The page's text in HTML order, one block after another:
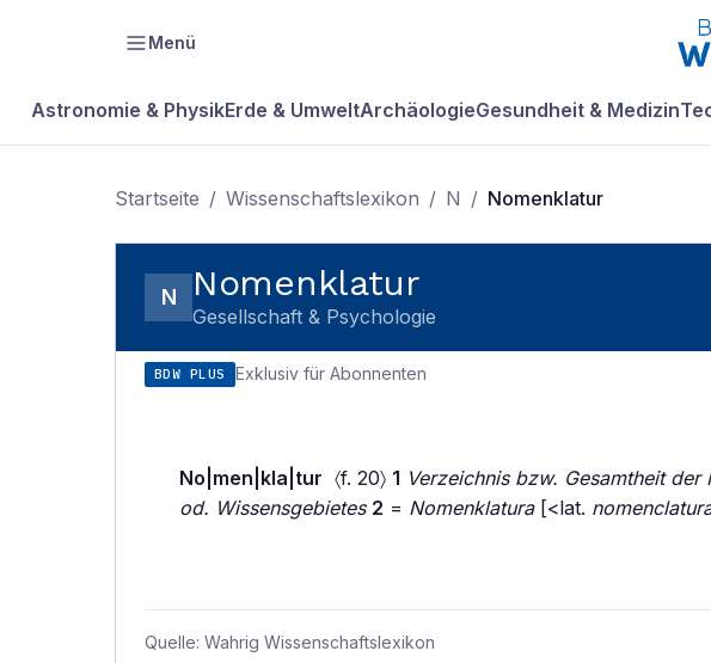
Menü
Astronomie & PhysikErde & UmweltArchäologieGesundheit & Medizin
Startseite / Wissenschaftslexikon / N / Nomenklatur
N Nomenklatur
Gesellschaft & Psychologie
BDW PLUS Exklusiv für Abonnenten
No|men|kla|tur 〈f. 20〉 1 Verzeichnis bzw. Gesamtheit der
od. Wissensgebietes 2 = Nomenklatura[<lat.
Quelle: Wahrig Wissenschaftslexikon